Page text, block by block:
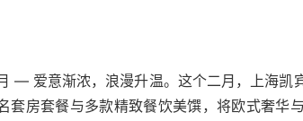
— 爱意渐浓，浪漫升温。这个二月，上海凯
套房套餐与多款精致餐饮美馔，将欧式奢华